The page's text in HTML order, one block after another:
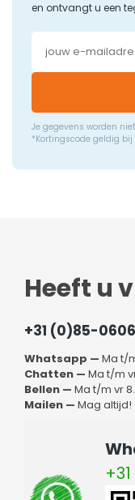
en ontvangt u een
Je gegevens worden
*Kortingscode geldig
Heeft u
+31 (0)85-
Whatsapp — Ma t/
Chatten — Ma t/m
Bellen — Ma t/m vr
Mailen — Mag altijd!